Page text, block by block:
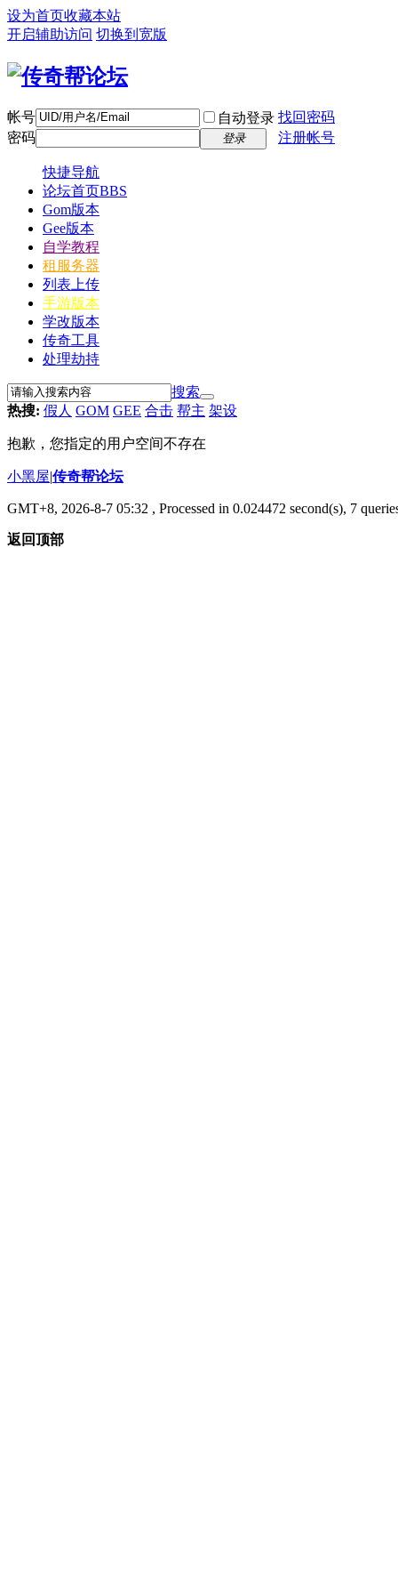
设为首页收藏本站
开启辅助访问 切换到宽版
帐号 自动登录 找回密码
密码
登录 注册帐号
快捷导航
论坛首页BBS
Gom版本
Gee版本
自学教程
租服务器
列表上传
手游版本
学改版本
传奇工具
处理劫持
搜索
热搜: 假人 GOM GEE 合击 帮主 架设
抱歉，您指定的用户空间不存在
小黑屋|传奇帮论坛
GMT+8, 2026-8-7 05:32 , Processed in 0.024472 second(s), 7
返回顶部